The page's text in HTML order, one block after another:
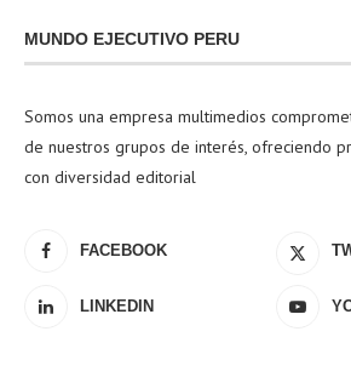
MUNDO EJECUTIVO PERU
Somos una empresa multimedios
de nuestros grupos de interés, ofreciendo
con diversidad editorial
FACEBOOK
LINKEDIN